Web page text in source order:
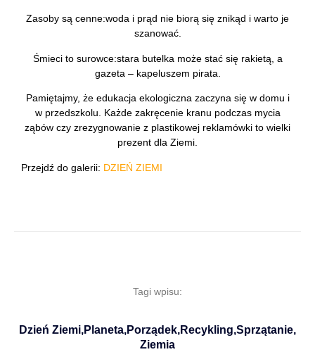
Zasoby są cenne:woda i prąd nie biorą się znikąd i warto je
szanować.
Śmieci to surowce:stara butelka może stać się rakietą, a
gazeta – kapeluszem pirata.
Pamiętajmy, że edukacja ekologiczna zaczyna się w domu i
w przedszkolu. Każde zakręcenie kranu podczas mycia
ząbów czy zrezygnowanie z plastikowej reklamówki to wielki
prezent dla Ziemi.
Przejdź do galerii: DZIEŃ ZIEMI
Tagi wpisu:
Dzień Ziemi,Planeta,Porządek,Recykling,Sprzątanie,
Ziemia